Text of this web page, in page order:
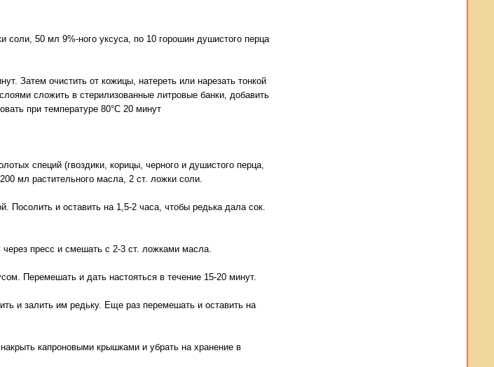
соли, 50 мл 9%-ного уксуса, по 10 горошин душистого перца
Затем очистить от кожицы, натереть или нарезать тонкой
сложить в стерилизованные литровые банки, добавить
при температуре 80°С 20 минут
специй (гвоздики, корицы, черного и душистого перца,
мл растительного масла, 2 ст. ложки соли.
Посолить и оставить на 1,5-2 часа, чтобы редька дала сок.
через пресс и смешать с 2-3 ст. ложками масла.
Перемешать и дать настояться в течение 15-20 минут.
и залить им редьку. Еще раз перемешать и оставить на
капроновыми крышками и убрать на хранение в